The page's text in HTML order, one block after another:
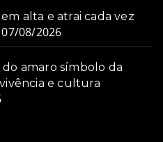
alta e atrai cada vez
07/08/2026
amaro símbolo da
e cultura